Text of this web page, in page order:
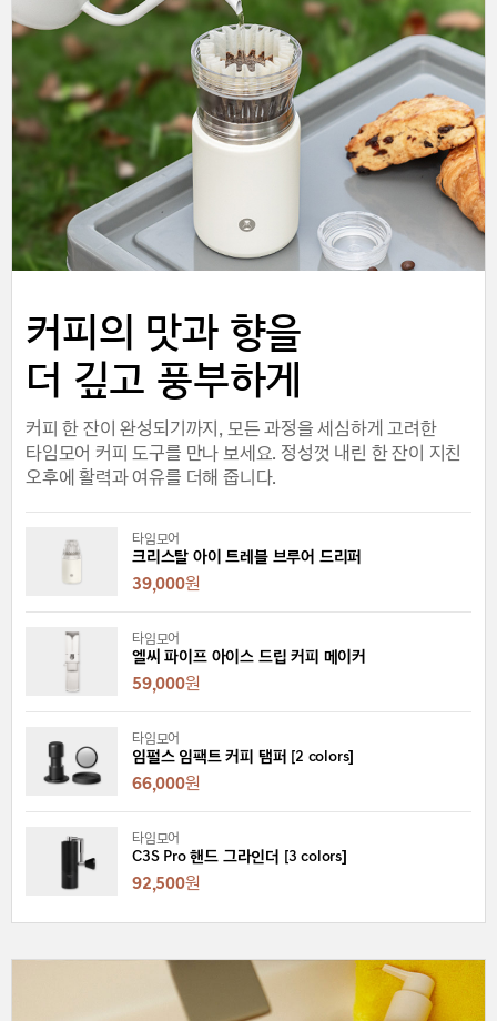
커피의 맛과 향을
더 깊고 풍부하게
커피 한 잔이 완성되기까지, 모든 과정을 세심하게 고려한
타임모어 커피 도구를 만나 보세요. 정성껏 내린 한 잔이 지친
오후에 활력과 여유를 더해 줍니다.
타임모어
크리스탈 아이 트레블 브루어 드리퍼
39,000원
타임모어
엘씨 파이프 아이스 드립 커피 메이커
59,000원
타임모어
임펄스 임팩트 커피 탬퍼 [2 colors]
66,000원
타임모어
C3S Pro 핸드 그라인더 [3 colors]
92,500원